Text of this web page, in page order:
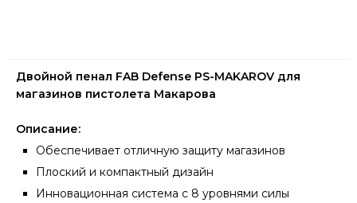
Двойной пенал FAB Defense PS-MAKAROV для
магазинов пистолета Макарова
Описание:
Обеспечивает отличную защиту магазинов
Плоский и компактный дизайн
Инновационная система с 8 уровнями силы